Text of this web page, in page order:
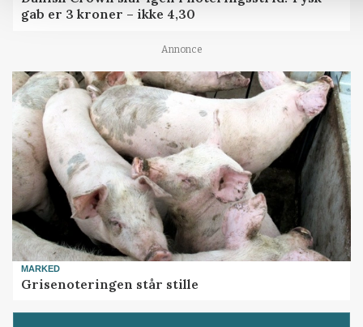
gab er 3 kroner – ikke 4,30
Annonce
MARKED
Grisenoteringen står stille